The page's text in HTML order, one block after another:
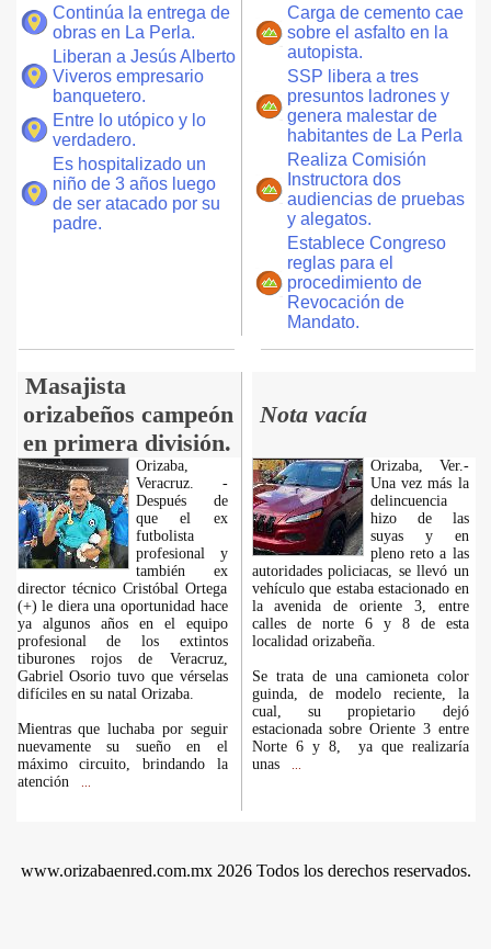
Continúa la entrega de
obras en La Perla.
Liberan a Jesús Alberto
Viveros empresario
banquetero.
Entre lo utópico y lo
verdadero.
Es hospitalizado un
niño de 3 años luego
de ser atacado por su
padre.
Carga de cemento cae
sobre el asfalto en la
autopista.
SSP libera a tres
presuntos ladrones y
genera malestar de
habitantes de La Perla
Realiza Comisión
Instructora dos
audiencias de pruebas
y alegatos.
Establece Congreso
reglas para el
procedimiento de
Revocación de
Mandato.
Masajista
orizabeños campeón
en primera división.
Nota vacía
Orizaba,
Veracruz. -
Después de
que el ex
futbolista
profesional y
también ex
director técnico Cristóbal Ortega
(+) le diera una oportunidad hace
ya algunos años en el equipo
profesional de los extintos
tiburones rojos de Veracruz,
Gabriel Osorio tuvo que vérselas
difíciles en su natal Orizaba.
Mientras que luchaba por seguir
nuevamente su sueño en el
máximo circuito, brindando la
atención
Orizaba, Ver.-
Una vez más la
delincuencia
hizo de las
suyas y en
pleno reto a las
autoridades policiacas, se llevó un
vehículo que estaba estacionado en
la avenida de oriente 3, entre
calles de norte 6 y 8 de esta
localidad orizabeña.
Se trata de una camioneta color
guinda, de modelo reciente, la
cual, su propietario dejó
estacionada sobre Oriente 3 entre
Norte 6 y 8, ya que realizaría
unas
www.orizabaenred.com.mx 2026 Todos los derechos reservados.